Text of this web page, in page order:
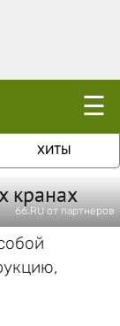
☰
ХИТЫ
кранах
66.RU от партнеров